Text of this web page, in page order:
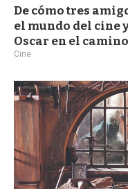
De cómo tres
el mundo del cine
Oscar en el camino
Cine